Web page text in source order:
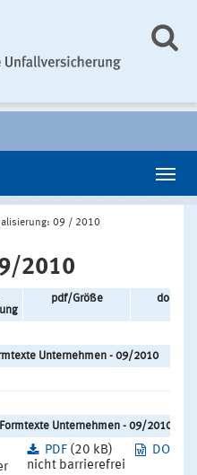
09 / 2010
2010
pdf/Größe doc/
Unternehmen - 09/2010
Unternehmen - 09/2010
PDF (20 kB)
nicht barrierefrei
DOCX